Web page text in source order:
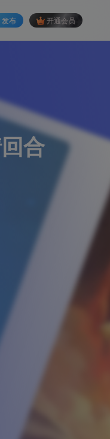
合
发布 开通会员